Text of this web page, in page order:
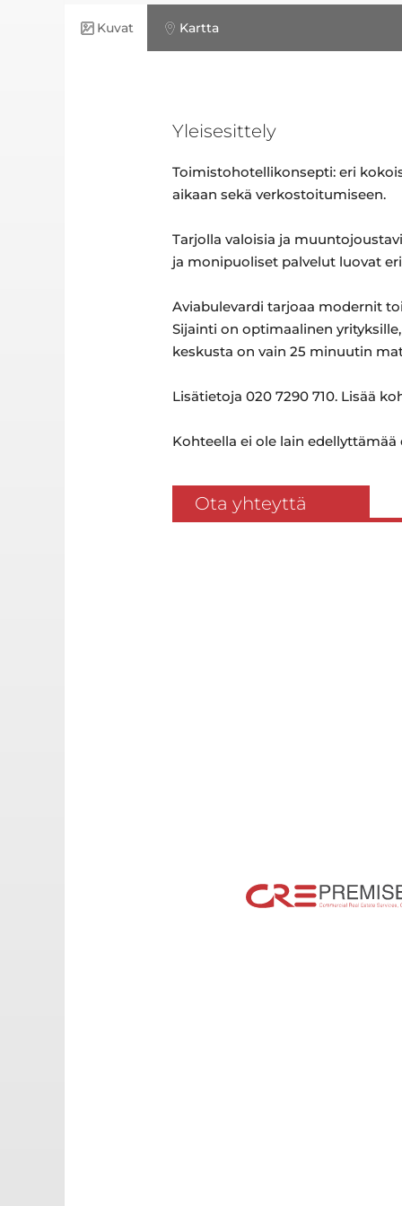
Kuvat Kartta
Yleisesittely
Toimistohotellikonsepti: eri
aikaan sekä verkostoitumiseen.
Tarjolla valoisia ja
ja monipuoliset palvelut luovat
Aviabulevardi tarjoaa modernit
Sijainti on optimaalinen
keskusta on vain 25 minuutin
Lisätietoja 020 7290 710. Lisää
Kohteella ei ole lain
Ota yhteyttä